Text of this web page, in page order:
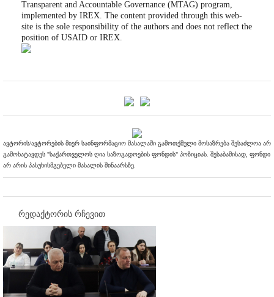
Transparent and Accountable Governance (MTAG) program,
implemented by IREX. The content provided through this web-
site is the sole responsibility of the authors and does not reflect the
position of USAID or IREX.
ავტორის/ავტორების მიერ საინფორმაციო მასალაში გამოთქმული მოსაზრება შესაძლოა არ
გამოხატავდეს "საქართველოს ღია საზოგადოების ფონდის" პოზიციას. შესაბამისად, ფონდი
არ არის პასუხისმგებელი მასალის შინაარსზე.
რედაქტორის რჩევით